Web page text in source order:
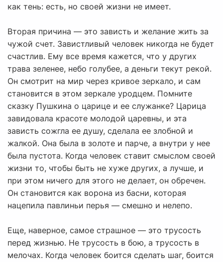
как тень: есть, но своей жизни не имеет.
Вторая причина — это зависть и желание жить за
чужой счет. Завистливый человек никогда не будет
счастлив. Ему все время кажется, что у других
трава зеленее, небо голубее, а деньги текут рекой.
Он смотрит на мир через кривое зеркало, и сам
становится в этом зеркале уродцем. Помните
сказку Пушкина о царице и ее служанке? Царица
завидовала красоте молодой царевны, и эта
зависть сожгла ее душу, сделала ее злобной и
жалкой. Она была в золоте и парче, а внутри у нее
была пустота. Когда человек ставит смыслом своей
жизни то, чтобы быть не хуже других, а лучше, и
при этом ничего для этого не делает, он обречен.
Он становится как ворона из басни, которая
нацепила павлиньи перья — смешно и нелепо.
Еще, наверное, самое страшное — это трусость
перед жизнью. Не трусость в бою, а трусость в
мелочах. Когда человек боится сделать шаг, боится